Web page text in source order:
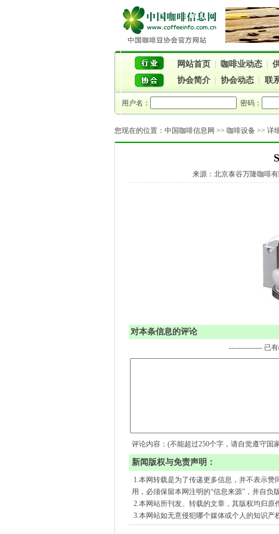
网站首页 咖啡业动态
协会简介
协会动态 联
用户名： 密码：
您现在的位置： 中国咖啡信息网 >> 咖啡设备 >> 详
来源：北京泰谷万隆咖啡
对本条信息的评论
-------------- 已有
评论内容：(不能超过250个字，请自觉遵守国
新闻版权与免责声明：
1.本网转载是为了传递更多信息，并不表示
用，必须保留本网注明的“信息来源”，并自负
2.本网站所刊发、转载的文章，其版权均归原
3.本网站如无意侵犯哪个媒体或个人的知识产